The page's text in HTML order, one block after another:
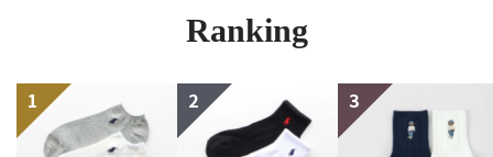
Ranking